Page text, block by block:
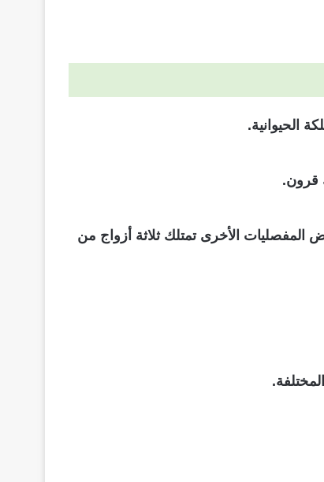
قرون.
الأخرى تمتلك ثلاثة أزواج من